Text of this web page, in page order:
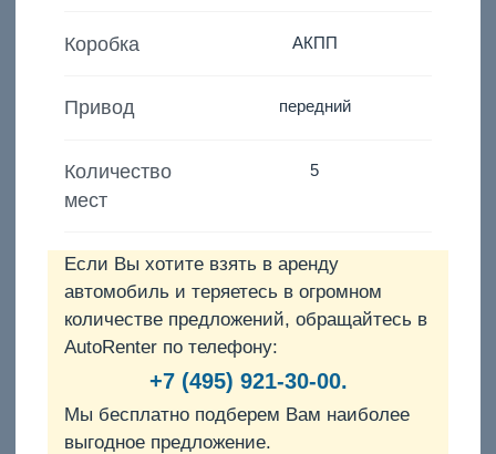
Коробка АКПП
Привод передний
Количество
мест
5
Если Вы хотите взять в аренду
автомобиль и теряетесь в огромном
количестве предложений, обращайтесь в
AutoRenter по телефону:
+7 (495) 921-30-00.
Мы бесплатно подберем Вам наиболее
выгодное предложение.